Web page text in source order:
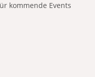
kommende Events